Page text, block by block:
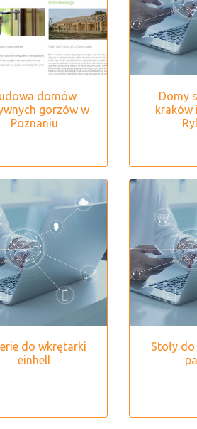
domów
gorzów w
Poznaniu
Domy
kraków
do wkrętarki
einhell
Stoły